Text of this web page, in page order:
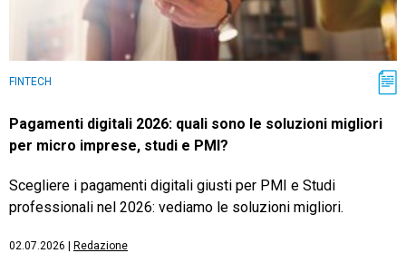
FINTECH
Pagamenti digitali 2026: quali sono le soluzioni migliori
per micro imprese, studi e PMI?
Scegliere i pagamenti digitali giusti per PMI e Studi
professionali nel 2026: vediamo le soluzioni migliori.
02.07.2026 | Redazione